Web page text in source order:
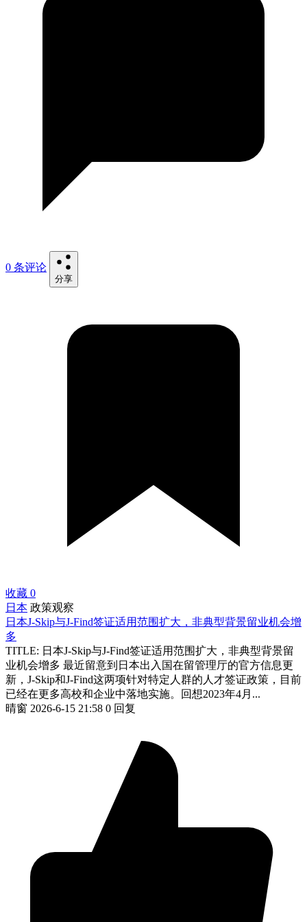
0 条评论
分享
收藏 0
日本 政策观察
日本J-Skip与J-Find签证适用范围扩大，非典型背景留业机会增
多
TITLE: 日本J-Skip与J-Find签证适用范围扩大，非典型背景留
业机会增多 最近留意到日本出入国在留管理厅的官方信息更
新，J-Skip和J-Find这两项针对特定人群的人才签证政策，目前
已经在更多高校和企业中落地实施。回想2023年4月...
晴窗 2026-6-15 21:58 0 回复